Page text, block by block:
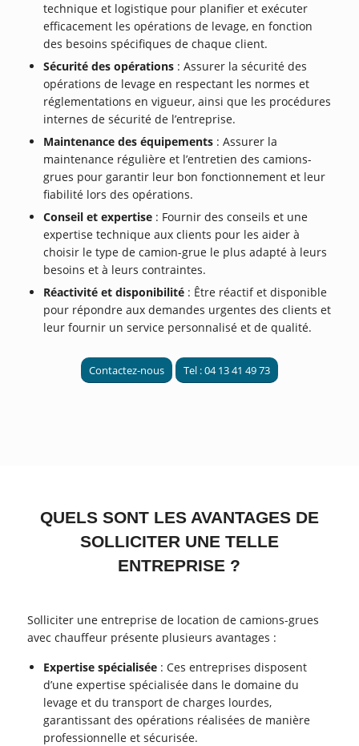
technique et logistique pour planifier et exécuter
efficacement les opérations de levage, en fonction
des besoins spécifiques de chaque client.
Sécurité des opérations : Assurer la sécurité des
opérations de levage en respectant les normes et
réglementations en vigueur, ainsi que les procédures
internes de sécurité de l’entreprise.
Maintenance des équipements : Assurer la
maintenance régulière et l’entretien des camions-
grues pour garantir leur bon fonctionnement et leur
fiabilité lors des opérations.
Conseil et expertise : Fournir des conseils et une
expertise technique aux clients pour les aider à
choisir le type de camion-grue le plus adapté à leurs
besoins et à leurs contraintes.
Réactivité et disponibilité : Être réactif et disponible
pour répondre aux demandes urgentes des clients et
leur fournir un service personnalisé et de qualité.
Contactez-nous Tel : 04 13 41 49 73
QUELS SONT LES AVANTAGES DE
SOLLICITER UNE TELLE
ENTREPRISE ?
Solliciter une entreprise de location de camions-grues
avec chauffeur présente plusieurs avantages :
Expertise spécialisée : Ces entreprises disposent
d’une expertise spécialisée dans le domaine du
levage et du transport de charges lourdes,
garantissant des opérations réalisées de manière
professionnelle et sécurisée.